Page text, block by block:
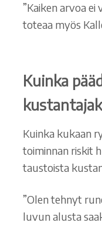
”Kaiken arvoa ei
toteaa myös
Kuinka
Kuinka kukaan
toiminnan riskit
taustoista
”Olen tehnyt
luvun alusta